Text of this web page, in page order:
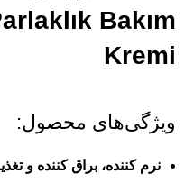
Bakım
Kremi
ویژگی‌های محصول:
نرم کننده، براق کننده و